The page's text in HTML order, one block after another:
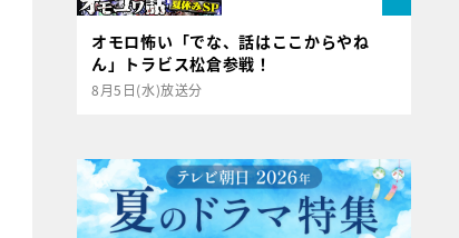
オモロ怖い「でな、話はここからやね
ん」トラビス松倉参戦！
8月5日(水)放送分